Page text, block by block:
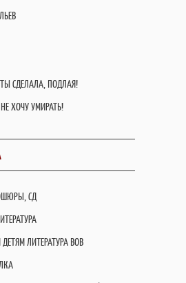
СДЕЛАЛА, ПОДЛАЯ!
ХОЧУ УМИРАТЬ!
СД
ЛИТЕРАТУРА ВОВ